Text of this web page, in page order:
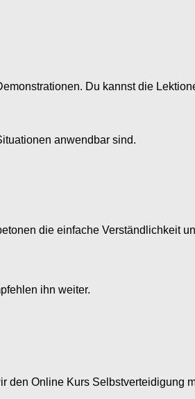
Du kannst die
anwendbar sind.
die einfache Verständlichkeit
ihn weiter.
Online Kurs Selbstverteidigung